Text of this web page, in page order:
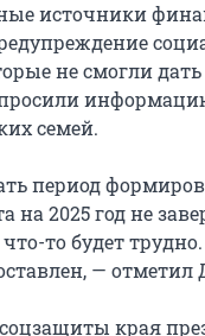
источники
не смогли
семей.
период
на 2025 год не
то будет
—
края